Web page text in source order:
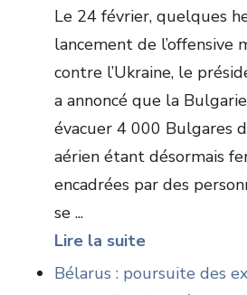
Le 24 février, quelques
lancement de l’offensive
contre l’Ukraine, le
a annoncé que la
évacuer 4 000 Bulgares
aérien étant désormais
encadrées par des
se ...
Lire la suite
Bélarus : poursuite des